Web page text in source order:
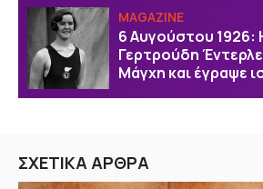
MAGAZINE
6 Αυγούστου 1926:
Γερτρούδη
Μάγχη και έγραψε
ΣΧΕΤΙΚΑ ΑΡΘΡΑ